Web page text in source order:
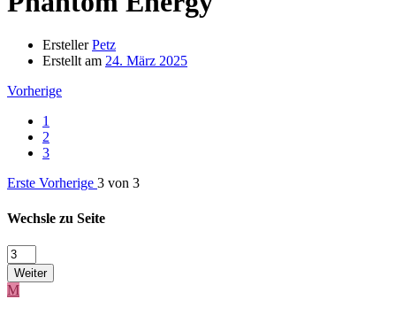
Ersteller Petz
Erstellt am 24. März 2025
Vorherige
1
2
3
Erste Vorherige 3 von 3
Wechsle zu Seite
Weiter
M